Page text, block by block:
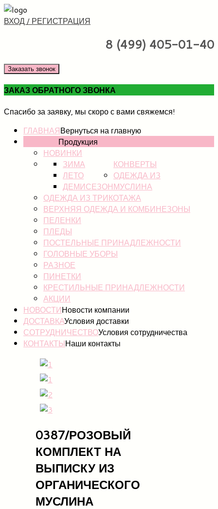
ВХОД / РЕГИСТРАЦИЯ
8 (499) 405-01-40
Заказать звонок
ЗАКАЗ ОБРАТНОГО ЗВОНКА
Спасибо за заявку, мы скоро с вами свяжемся!
ГЛАВНАЯВернуться на главную
Продукция
НОВИНКИ
КОНВЕРТЫ
ЗИМА
ЛЕТО
ДЕМИСЕЗОН
ОДЕЖДА ИЗ
МУСЛИНА
ОДЕЖДА ИЗ ТРИКОТАЖА
ВЕРХНЯЯ ОДЕЖДА И КОМБИНЕЗОНЫ
ПЕЛЕНКИ
ПЛЕДЫ
ПОСТЕЛЬНЫЕ ПРИНАДЛЕЖНОСТИ
ГОЛОВНЫЕ УБОРЫ
РАЗНОЕ
ПИНЕТКИ
КРЕСТИЛЬНЫЕ ПРИНАДЛЕЖНОСТИ
АКЦИИ
НОВОСТИНовости компании
ДОСТАВКАУсловия доставки
СОТРУДНИЧЕСТВОУсловия сотрудничества
КОНТАКТЫНаши контакты
0387/РОЗОВЫЙ
КОМПЛЕКТ НА
ВЫПИСКУ ИЗ
ОРГАНИЧЕСКОГО
МУСЛИНА